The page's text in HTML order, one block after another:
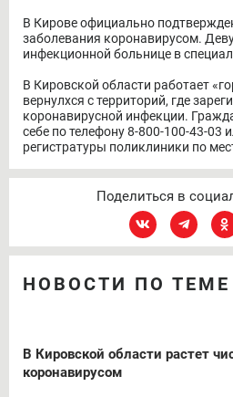
В Кирове официально
заболевания коронавирусом.
инфекционной больнице в
В Кировской области работает
вернулхся с территорий, где
коронавирусной инфекции.
себе по телефону 8-800-100-43-03
регистратуры поликлиники по
Поделиться в
НОВОСТИ ПО ТЕМЕ
В Кировской области растет
коронавирусом